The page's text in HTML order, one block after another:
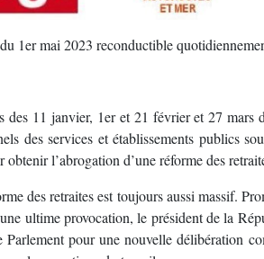
1er mai 2023 reconductible
des 11 janvier, 1er et 21 février et 27 mars
des services et établissements publics
l’abrogation d’une réforme des
des retraites est toujours aussi massif.
ultime provocation, le président de la
Parlement pour une nouvelle délibération